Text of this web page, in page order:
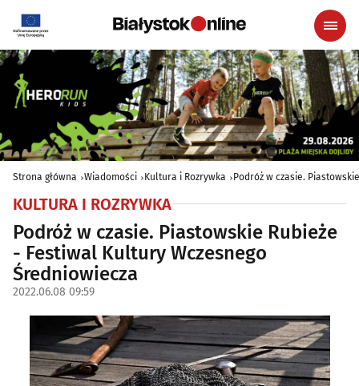
Strona główna Wiadomości Kultura i Rozrywka Podróż w czasie.
KULTURA I ROZRYWKA
Podróż w czasie. Piastowskie Rubieże
- Festiwal Kultury Wczesnego
Średniowiecza
2022.06.08 09:59